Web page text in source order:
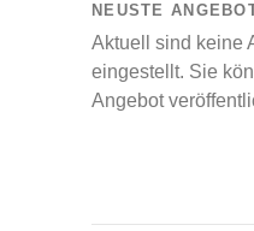
NEUSTE
Aktuell sind keine
eingestellt. Sie
Angebot